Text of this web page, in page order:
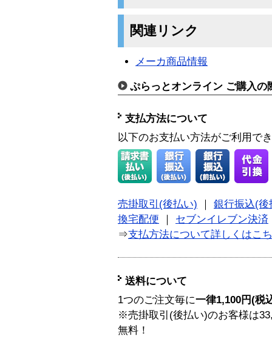
関連リンク
メーカ商品情報
ぷらっとオンライン ご購入の
支払方法について
以下のお支払い方法がご利用で
売掛取引(後払い)
銀行振込(後
換宅配便
セブンイレブン決済
⇒支払方法について詳しくはこ
送料について
1つのご注文毎に一律1,100円(税
※売掛取引(後払い)のお客様は
無料！